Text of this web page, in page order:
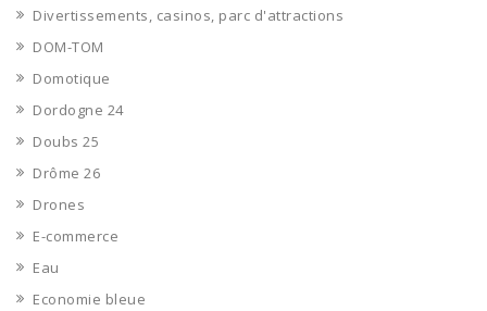
Divertissements, casinos, parc d'attractions
DOM-TOM
Domotique
Dordogne 24
Doubs 25
Drôme 26
Drones
E-commerce
Eau
Economie bleue